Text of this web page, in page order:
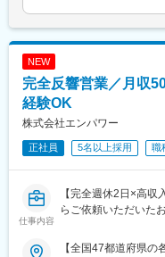
NEW
完全反響営業／月収
経験OK
株式会社エンパワー
正社員 5名以上採用 職
仕事内容
【完全週休2日×高
らご依頼いただいた
【全国47都道府県